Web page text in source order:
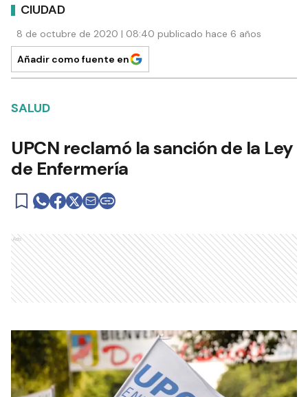
CIUDAD
8 de octubre de 2020 | 08:40 publicado hace 6 años
Añadir como fuente en
SALUD
UPCN reclamó la sanción de la Ley
de Enfermería
Ads